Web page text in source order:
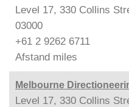
Level 17, 330 Collins
03000
+61 2 9262 6711
Afstand miles
Melbourne
Level 17, 330 Collins